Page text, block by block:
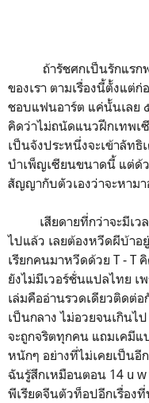
ถ้ารัชศกเป็นรักแรกพ
ของเรา ตามเรื่องนี้ตั้งแต่
ชอบแฟนอาร์ต แค่นั้นเลย
คิดว่าไม่ถนัดแนวฝึกเทพเ
เป็นจังประหนึ่งจะเข้าลัทธิ
บำเพ็ญเซียนขนาดนี้ แต่ด้ว
สัญญากับตัวเองว่าจะหาม
เสียดายที่กว่าจะมีเวล
ไปแล้ว เลยต้องหวีดผีบ้าอ
เรียกคนมาหวีดด้วย T - T
ยังไม่มีเวอร์ชั่นแปลไทย เ
เล่มคืออ่านรวดเดียวติดต่อ
เป็นกลาง ไม่อวยจนเกินไ
จะถูกจริตทุกคน แถมเคมีแ
หนักๆ อย่างที่ไม่เคยเป็นอี
ฉันรู้สึกเหมือนตอน 14 u
พีเรียดจีนตัวท็อปอีกเรื่อง